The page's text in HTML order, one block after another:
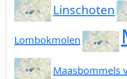
Linschoten
Lombokmolen
Maasbommels